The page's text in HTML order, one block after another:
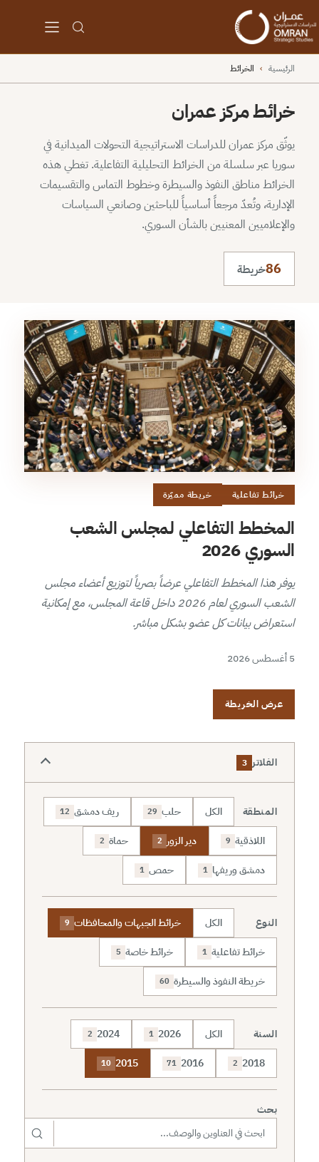
الرئيسية › الخرائط
خرائط مركز عمران
يوثّق مركز عمران للدراسات الاستراتيجية التحولات الميدانية في
سوريا عبر سلسلة من الخرائط التحليلية التفاعلية. تغطي هذه
الخرائط مناطق النفوذ والسيطرة وخطوط التماس والتقسيمات
الإدارية، وتُعدّ مرجعاً أساسياً للباحثين وصانعي السياسات
والإعلاميين المعنيين بالشأن السوري.
86خريطة
خرائط تفاعلية خريطة مميّزة
المخطط التفاعلي لمجلس الشعب
السوري 2026
يوفر هذا المخطط التفاعلي عرضاً بصرياً لتوزيع أعضاء مجلس
الشعب السوري لعام 2026 داخل قاعة المجلس، مع إمكانية
استعراض بيانات كل عضو بشكل مباشر.
5 أغسطس 2026
عرض الخريطة
الفلاتر 3
المنطقة الكل حلب 29 ريف دمشق 12
اللاذقية 9 دير الزور 2 حماة 2
دمشق وريفها 1 حمص 1
النوع الكل خرائط الجبهات والمحافظات 9
خرائط تفاعلية 1 خرائط خاصة 5
خريطة النفوذ والسيطرة 60
السنة الكل 2026
1
2024
2
2018
2
2016
71
2015
10
بحث